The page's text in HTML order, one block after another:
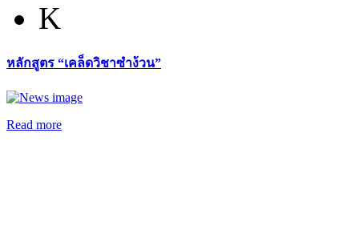
K
หลักสูตร “เคล็ดวิชาซำง้วน”
Read more